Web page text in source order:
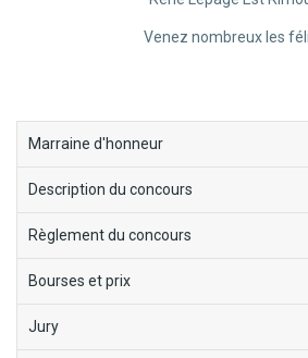
Venez nombreux les
block-
ecorce-
fabuleuse
Marraine d'honneur
Description du concours
Règlement du concours
Bourses et prix
Jury